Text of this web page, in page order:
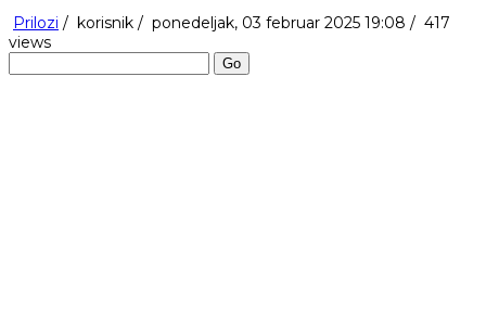
Prilozi / korisnik / ponedeljak, 03 februar 2025 19:08 / 417
views
Go